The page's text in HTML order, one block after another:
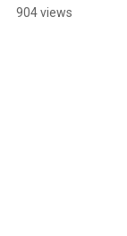
детей,
904 views